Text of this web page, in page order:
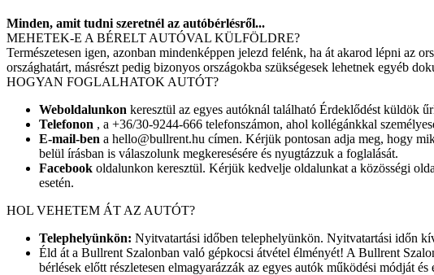
Minden, amit tudni szeretnél az autóbérlésről...
MEHETEK-E A BÉRELT AUTÓVAL KÜLFÖLDRE?
Természetesen igen, azonban mindenképpen jelezd felénk, ha át akarod lépni az
országhatárt, másrészt pedig bizonyos országokba szükségesek lehetnek egyéb
HOGYAN FOGLALHATOK AUTÓT?
Weboldalunkon keresztül az egyes autóknál található Érdeklődést küldök
Telefonon , a +36/30-9244-666 telefonszámon, ahol kollégánkkal
E-mail-ben a hello@bullrent.hu címen. Kérjük pontosan adja meg, hogy
belül írásban is válaszolunk megkeresésére és nyugtázzuk a foglalását.
Facebook oldalunkon keresztül. Kérjük kedvelje oldalunkat a közösségi
esetén.
HOL VEHETEM ÁT AZ AUTÓT?
Telephelyünkön: Nyitvatartási időben telephelyünkön. Nyitvatartási időn
Éld át a Bullrent Szalonban való gépkocsi átvétel élményét! A Bullrent
bérlések előtt részletesen elmagyarázzák az egyes autók működési módját